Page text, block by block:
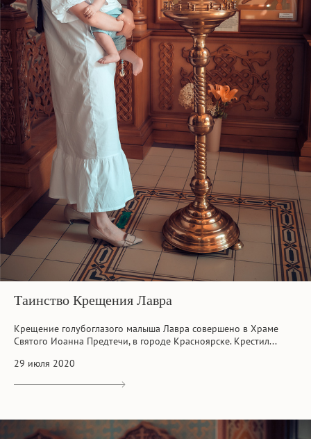
Таинство Крещения Лавра
Крещение голубоглазого малыша Лавра совершено в Храме
Святого Иоанна Предтечи, в городе Красноярске. Крестил...
29 июля 2020